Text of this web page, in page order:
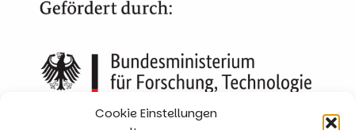
Cookie Einstellungen